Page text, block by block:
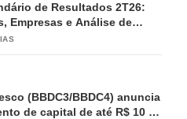
de Resultados 2T26:
Empresas e Análise de
(BBDC3/BBDC4) anuncia
de capital de até R$ 10 bi